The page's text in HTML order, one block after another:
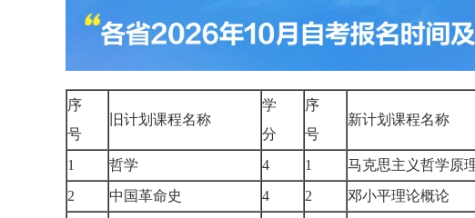
序
号
旧计划课程名称
学
分
序
号
新计划课程名称
1
哲学 4 1 马克思主义哲学原
2
中国革命史 4 2 邓小平理论概论